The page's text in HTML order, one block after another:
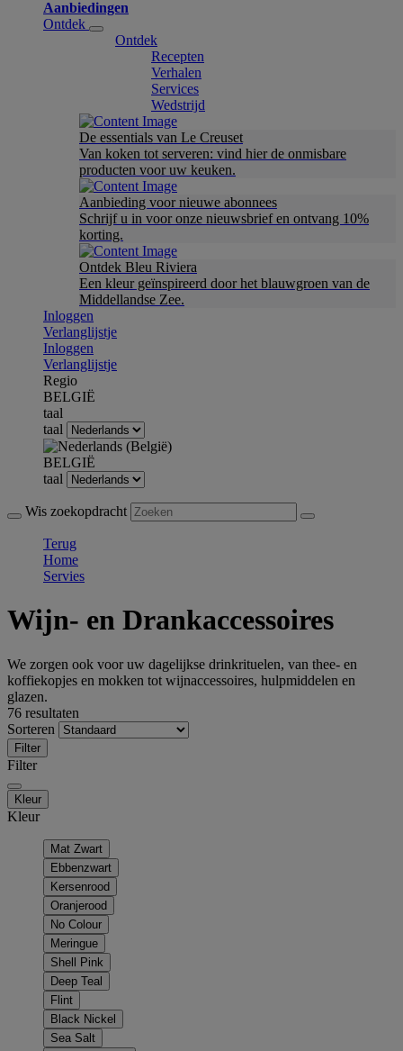
Aanbiedingen
Ontdek
Ontdek
Recepten
Verhalen
Services
Wedstrijd
De essentials van Le Creuset
Van koken tot serveren: vind hier de onmisbare
producten voor uw keuken.
Aanbieding voor nieuwe abonnees
Schrijf u in voor onze nieuwsbrief en ontvang 10%
korting.
Ontdek Bleu Riviera
Een kleur geïnspireerd door het blauwgroen van de
Middellandse Zee.
Inloggen
Verlanglijstje
Inloggen
Verlanglijstje
Regio
BELGIË
taal
taal
BELGIË
taal
Wis zoekopdracht
Terug
Home
Servies
Wijn- en Drankaccessoires
We zorgen ook voor uw dagelijkse drinkrituelen, van thee- en
koffiekopjes en mokken tot wijnaccessoires, hulpmiddelen en
glazen.
76 resultaten
Sorteren
Filter
Filter
Kleur
Kleur
Mat Zwart
Ebbenzwart
Kersenrood
Oranjerood
No Colour
Meringue
Shell Pink
Deep Teal
Flint
Black Nickel
Sea Salt